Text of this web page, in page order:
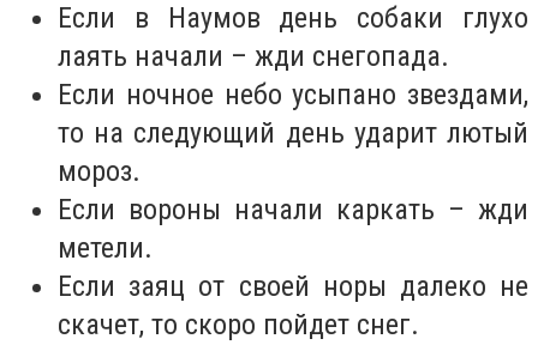
Если в Наумов день собаки глухо
лаять начали – жди снегопада.
Если ночное небо усыпано звездами,
то на следующий день ударит лютый
мороз.
Если вороны начали каркать – жди
метели.
Если заяц от своей норы далеко не
скачет, то скоро пойдет снег.